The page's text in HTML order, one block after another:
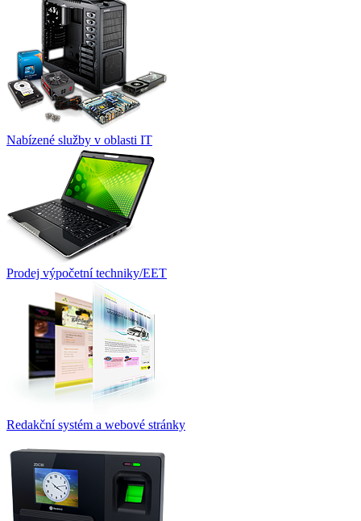
Nabízené služby v oblasti IT
Prodej výpočetní techniky/EET
Redakční systém a webové stránky